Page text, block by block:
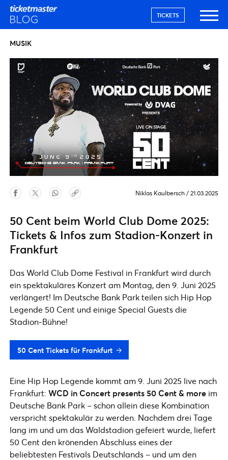
TICKETS
MUSIK
Niklas Kaulbersch / 21.03.2025
50 Cent beim World Club Dome 2025:
Tickets & Infos zum Stadion-Konzert in
Frankfurt
Das World Club Dome Festival in Frankfurt wird durch
ein spektakuläres Konzert am Montag, den 9. Juni 2025
verlängert! Im Deutsche Bank Park teilen sich Hip Hop
Legende 50 Cent und einige Special Guests die
Stadion-Bühne!
50 Cent Tickets für Frankfurt
Eine Hip Hop Legende kommt am 9. Juni 2025 live nach
Frankfurt: WCD in Concert presents 50 Cent & more im
Deutsche Bank Park – schon allein diese Kombination
verspricht spektakulär zu werden. Nachdem drei Tage
lang im und um das Waldstadion gefeiert wurde, liefert
50 Cent den krönenden Abschluss eines der
beliebtesten Festivals Deutschlands – und um den